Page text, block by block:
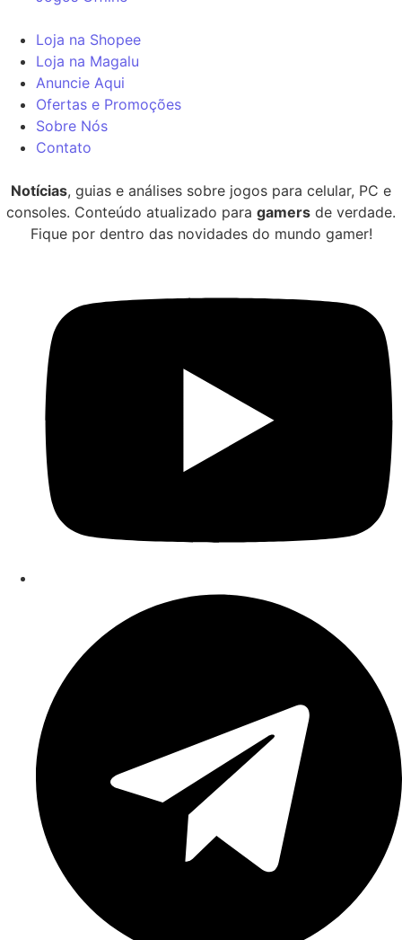
Loja na Shopee
Loja na Magalu
Anuncie Aqui
Ofertas e Promoções
Sobre Nós
Contato
Notícias, guias e análises sobre jogos para celular, PC e
consoles. Conteúdo atualizado para gamers de verdade.
Fique por dentro das novidades do mundo gamer!